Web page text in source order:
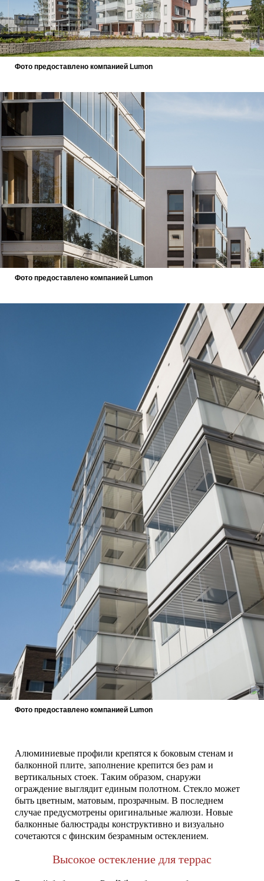
Фото предоставлено компанией Lumon
Фото предоставлено компанией Lumon
Фото предоставлено компанией Lumon
Алюминиевые профили крепятся к боковым стенам и
балконной плите, заполнение крепится без рам и
вертикальных стоек. Таким образом, снаружи
ограждение выглядит единым полотном. Стекло может
быть цветным, матовым, прозрачным. В последнем
случае предусмотрены оригинальные жалюзи. Новые
балконные балюстрады конструктивно и визуально
сочетаются с финским безрамным остеклением.
Высокое остекление для террас